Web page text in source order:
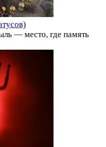
— место, где память